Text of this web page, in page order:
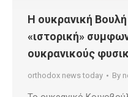
Η ουκρανική
«ιστορική»
ουκρανικούς
orthodox news today By